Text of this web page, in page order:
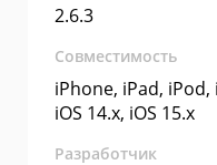
2.6.3
Совместимость
iPhone, iPad, iPod,
iOS 14.x, iOS 15.x
Разработчик